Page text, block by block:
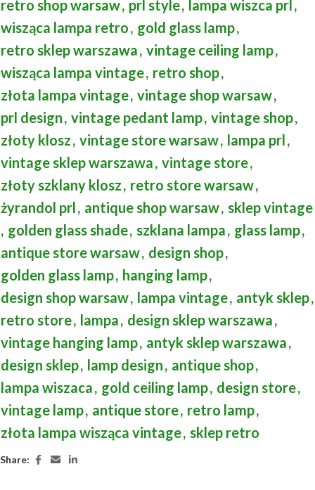
retro shop warsaw, prl style, lampa wiszca prl ,
wisząca lampa retro, gold glass lamp,
retro sklep warszawa, vintage ceiling lamp,
wisząca lampa vintage, retro shop,
złota lampa vintage, vintage shop warsaw,
prl design, vintage pedant lamp, vintage shop,
złoty klosz, vintage store warsaw, lampa prl,
vintage sklep warszawa, vintage store,
złoty szklany klosz, retro store warsaw,
żyrandol prl, antique shop warsaw, sklep vintage
, golden glass shade, szklana lampa, glass lamp,
antique store warsaw, design shop,
golden glass lamp, hanging lamp,
design shop warsaw, lampa vintage, antyk sklep,
retro store, lampa, design sklep warszawa,
vintage hanging lamp, antyk sklep warszawa,
design sklep, lamp design, antique shop,
lampa wiszaca, gold ceiling lamp, design store,
vintage lamp, antique store, retro lamp,
złota lampa wisząca vintage, sklep retro
Share: